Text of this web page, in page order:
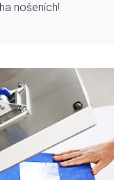
nošeních!